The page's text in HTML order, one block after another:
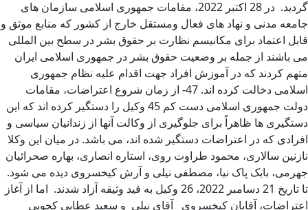
گردید. در 28 اکتبر 2022، مقامات جمهوری اسلامی سازمان های
جامعه مدنی و نهاد های فعال ومستقل خارج از کشور که منابع موثق و
قابل اعتماد برای مکانیسم نظارت بر حقوق بشر در سطح بین المللی
می باشند از جمله بر وضعیت حقوق بشر در جمهوری اسلامی ایران
متهم کردند که در آموزش افراد جهت اقدام علیه نظام جمهوری
اسلامی دخالت کرده اند. 47- از زمان شروع اعتراضات، مقامات
دولت جمهوری اسلامی دست کم 45 وکیل را دستگیر کرده اند که این
دستگیری ها ظاهراً برای جلوگیری از وکالت آنها از زندانیان سیاسی و
افرادی که در اعتراضات دستگیر شده اند، می باشد. در میان این وکلا
نازنین سالاری، محمود طراوت روی، استاره انصاری، بهاره صحرائیان
جهرمی، بابک پاک نیا، مصطفی نیلی و آرش کیخسروی دیده می شود.
تا تاریخ 21 دسامبر 2022، 26 وکیل به قید وثیقه آزاد شدند. اما از آغاز
اعتراضات، آقایان کیخسروی آقای نیلی و سعید عطایی کچویی